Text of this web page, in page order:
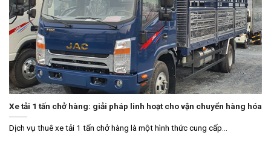
Xe tải 1 tấn chở hàng: giải pháp linh hoạt cho vận chuyển hàng hóa
Dịch vụ thuê xe tải 1 tấn chở hàng là một hình thức cung cấp...